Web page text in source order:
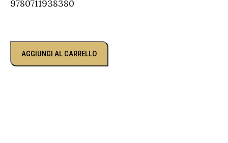
9780711938380
AGGIUNGI AL CARRELLO